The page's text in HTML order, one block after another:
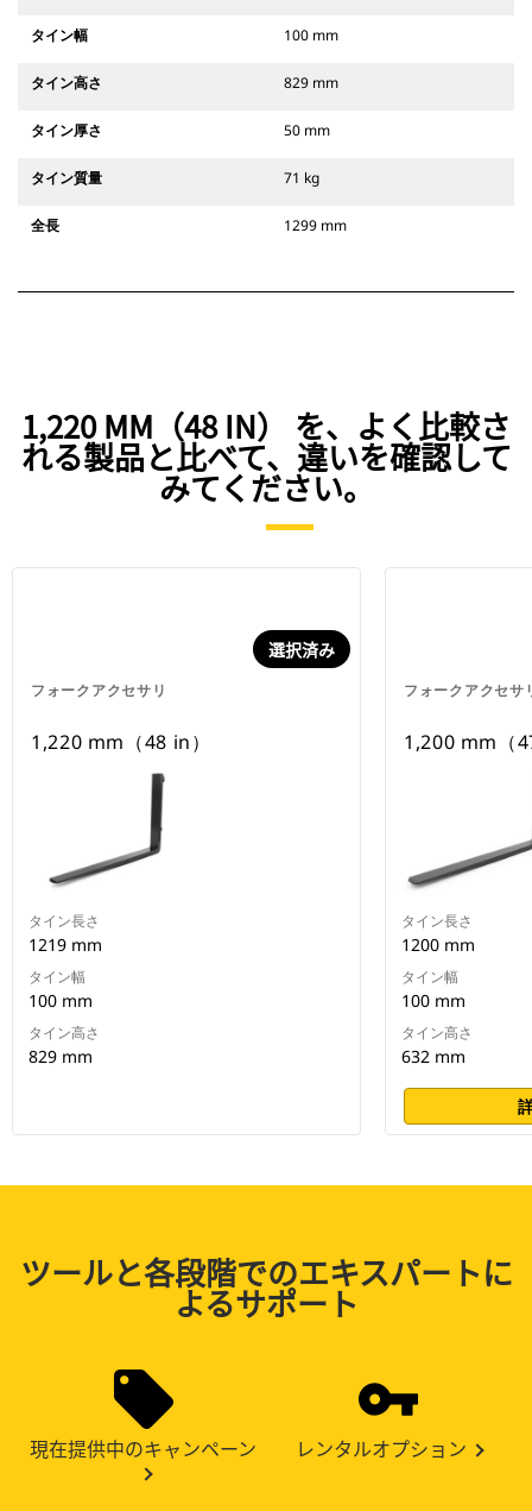
タイン幅 100 mm
タイン高さ 829 mm
タイン厚さ 50 mm
タイン質量 71 kg
全長 1299 mm
1,220 MM（48 IN） を、よく比較さ
れる製品と比べて、違いを確認して
みてください。
フォークアクセサリ
選択済み
1,220 mm（48 in）
タイン長さ
1219 mm
タイン幅
100 mm
タイン高さ
829 mm
フォークアクセサ
1,200 mm（
タイン長さ
1200 mm
タイン幅
100 mm
タイン高さ
632 mm
ツールと各段階でのエキスパートに
よるサポート
現在提供中のキャンペーン レンタルオプション